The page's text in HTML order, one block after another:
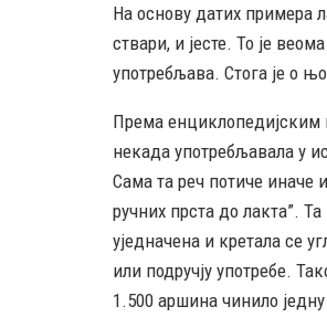
На основу датих примера
ствари, и јесте. То је
употребљава. Стога је о
Према енциклопедијским
некада употребљавала у
Сама та реч потиче иначе
ручних прста до лакта”.
уједначена и кретала се
или подручју употребе.
1.500 аршина чинило